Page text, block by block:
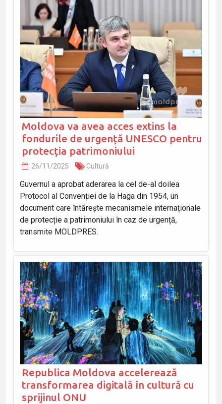
Moldova va avea acces extins la
fondurile de urgență UNESCO pentru
protecția patrimoniului
26/11/2025 Cultură
Guvernul a aprobat aderarea la cel de-al doilea
Protocol al Convenției de la Haga din 1954, un
document care întărește mecanismele internaționale
de protecție a patrimoniului în caz de urgență,
transmite MOLDPRES.
Republica Moldova accelerează
transformarea digitală în cultură cu
sprijinul ONU